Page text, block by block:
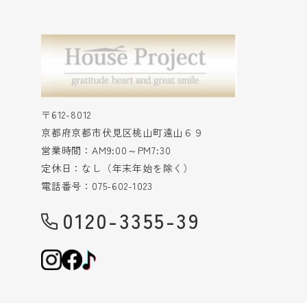
〒612-8012
京都府京都市伏見区桃山町遠山６９
営業時間：AM9:00～PM7:30
定休日：なし（年末年始を除く）
電話番号：075-602-1023
0120-3355-39